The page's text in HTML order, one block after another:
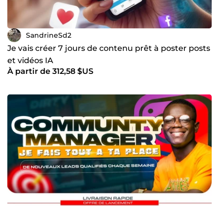
SandrineSd2
Je vais créer 7 jours de contenu prêt à poster posts
et vidéos IA
À partir de 312,58 $US